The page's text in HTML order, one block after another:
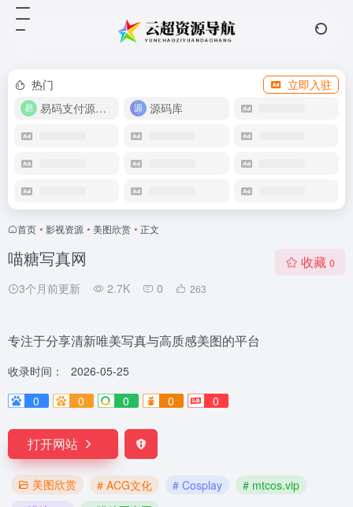
热门
立即入驻
易码支付源码下载
源码库
首页 • 影视资源 • 美图欣赏 • 正文
喵糖写真网
3个月前更新 2.7K 0 263
收藏 0
专注于分享清新唯美写真与高质感美图的平台
收录时间：
2026-05-25
0
0 0 0 0
打开网站
美图欣赏 # ACG文化 # Cosplay
# mtcos.vip